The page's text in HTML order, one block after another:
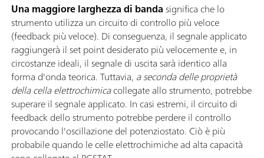
Una maggiore larghezza di bandasignifica che lo
strumento utilizza un circuito di controllo più veloce
(feedback più veloce). Di conseguenza, il segnale applicato
raggiungerà il set point desiderato più velocemente e, in
circostanze ideali, il segnale di uscita sarà identico alla
forma d'onda teorica. Tuttavia, a seconda delle proprietà
della cella elettrochimicacollegate allo strumento, potrebbe
superare il segnale applicato. In casi estremi, il circuito di
feedback dello strumento potrebbe perdere il controllo
provocando l'oscillazione del potenziostato. Ciò è più
probabile quando le celle elettrochimiche ad alta capacità